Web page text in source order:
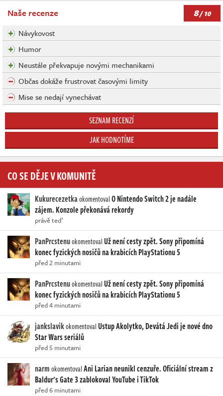
Naše recenze 8/ 10
Návykovost
Humor
Neustále překvapuje novými mechanikami
Občas dokáže frustrovat časovými limity
Mise se nedají vynechávat
SEZNAM RECENZÍ
JAK HODNOTÍME
CO SE DĚJE V KOMUNITĚ
KukurecezetkaokomentovalO Nintendo Switch 2 je nadále
zájem. Konzole překonává rekordy
právě teď
PanPrcstenuokomentovalUž není cesty zpět. Sony připomíná
konec fyzických nosičů na krabicích PlayStationu 5
před 2 minutami
PanPrcstenuokomentovalUž není cesty zpět. Sony připomíná
konec fyzických nosičů na krabicích PlayStationu 5
před 4 minutami
jankslavikokomentovalUstup Akolytko, Devátá Jedi je nové dno
Star Wars seriálů
před 5 minutami
narmokomentovalAni Larian neunikl cenzuře. Oficiální stream z
Baldur's Gate 3 zablokoval YouTube i TikTok
před 6 minutami